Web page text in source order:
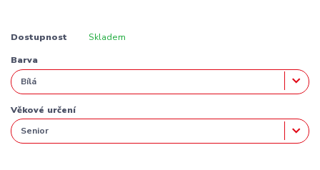
Dostupnost Skladem
Barva
Věkové určení